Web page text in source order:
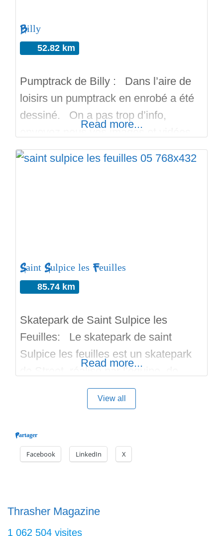
Billy
52.82 km
Pumptrack de Billy : Dans l’aire de
loisirs un pumptrack en enrobé a été
dessiné. On a pas trop d’info,
envoyez nous vos images et vidéos.
Bon run avec Skateparks.fr. A
bientot !
Read more...
Saint Sulpice les Feuilles
85.74 km
Skatepark de Saint Sulpice les
Feuilles: Le skatepark de saint
Sulpice les feuilles est un skatepark
de Street, réalisé par l’équipe de
Dexs Skateparks. Le skatepark est
récent, en béton surfacé, et il permet
courbes, bosses et plans inclinés. Il
y a des rails, des handrails, des
Read more...
View all
Partager
Facebook LinkedIn X
Thrasher Magazine
1 062 504 visites